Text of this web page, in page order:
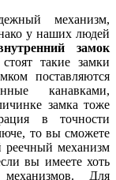
механизм,
у наших людей
замок
такие замки
поставляются
канавками,
замка тоже
в точности
то вы сможете
реечный механизм
вы имеете хоть
Для